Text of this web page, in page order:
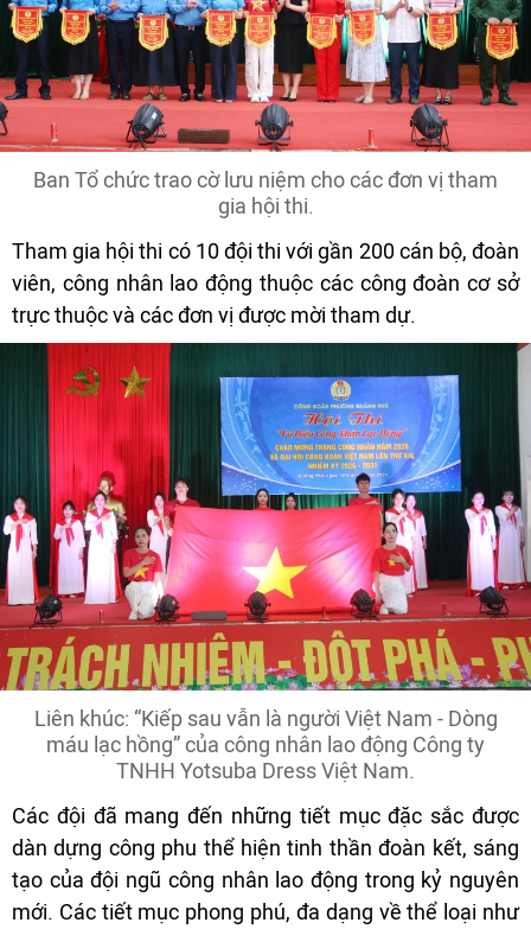
Ban Tổ chức trao cờ lưu niệm cho các đơn vị tham
gia hội thi.
Tham gia hội thi có 10 đội thi với gần 200 cán bộ, đoàn
viên, công nhân lao động thuộc các công đoàn cơ sở
trực thuộc và các đơn vị được mời tham dự.
Liên khúc: “Kiếp sau vẫn là người Việt Nam - Dòng
máu lạc hồng” của công nhân lao động Công ty
TNHH Yotsuba Dress Việt Nam.
Các đội đã mang đến những tiết mục đặc sắc được
dàn dựng công phu thể hiện tinh thần đoàn kết, sáng
tạo của đội ngũ công nhân lao động trong kỷ nguyên
mới. Các tiết mục phong phú, đa dạng về thể loại như